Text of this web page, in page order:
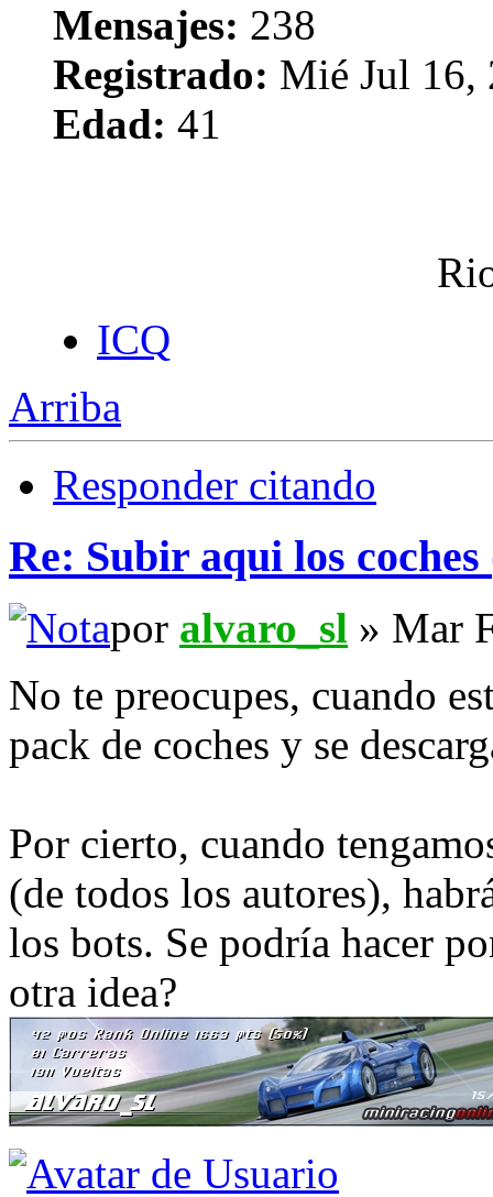
Mensajes: 238
Registrado: Mié Jul 16,
Edad: 41
ICQ
Arriba
Responder citando
Re: Subir aqui los
por alvaro_sl » Mar
No te preocupes, cuando
pack de coches y se
Por cierto, cuando
(de todos los autores),
los bots. Se podría hacer
otra idea?